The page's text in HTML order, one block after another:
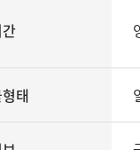
태